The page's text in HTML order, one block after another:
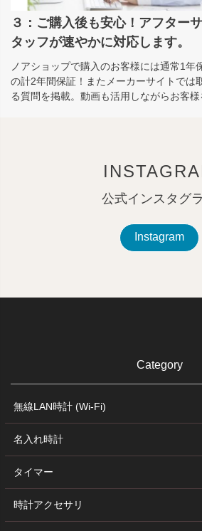
３：ご購入後も安心！アフター
タッフが速やかに対応します。
ノアショップで購入のお客様には通常1年
の計2年間保証！またメーカーサイトでは
る質問を掲載。動画も活用しながらお客様
公式インスタグ
Instagram
Category
無線LAN時計 (Wi-Fi)
名入れ時計
タイマー
時計アクセサリ